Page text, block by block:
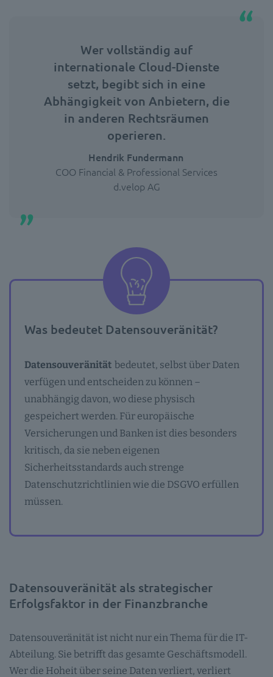
Wer vollständig auf
internationale Cloud-Dienste
setzt, begibt sich in eine
Abhängigkeit von Anbietern, die
in anderen Rechtsräumen
operieren.
Hendrik Fundermann
COO Financial & Professional Services
d.velop AG
Was bedeutet Datensouveränität?
Datensouveränität bedeutet, selbst über Daten
verfügen und entscheiden zu können –
unabhängig davon, wo diese physisch
gespeichert werden. Für europäische
Versicherungen und Banken ist dies besonders
kritisch, da sie neben eigenen
Sicherheitsstandards auch strenge
Datenschutzrichtlinien wie die DSGVO erfüllen
müssen.
Datensouveränität als strategischer
Erfolgsfaktor in der Finanzbranche
Datensouveränität ist nicht nur ein Thema für die IT-
Abteilung. Sie betrifft das gesamte Geschäftsmodell.
Wer die Hoheit über seine Daten verliert, verliert